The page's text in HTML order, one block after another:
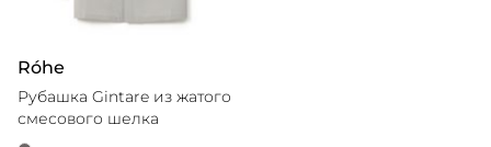
Róhe
Рубашка Gintare из жатого
смесового шелка